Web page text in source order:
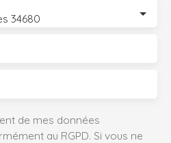
34680
de mes données
au RGPD. Si vous ne